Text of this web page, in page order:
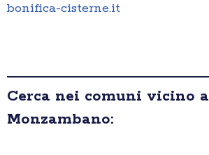
bonifica-cisterne.it
Cerca nei comuni vicino a
Monzambano: